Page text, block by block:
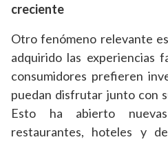
creciente
Otro fenómeno relevante
adquirido las experiencias
consumidores prefieren
puedan disfrutar junto con
Esto ha abierto
restaurantes, hoteles y